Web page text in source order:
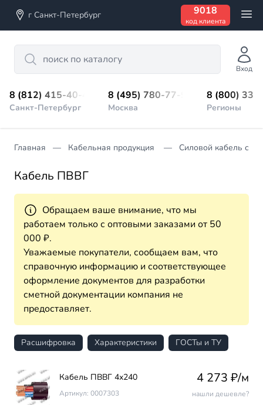
г Санкт-Петербург 9018
код клиента
Search
Вход
8 (812) 415-40-45
Санкт-Петербург
8 (495) 780-77-98
Москва
8 (800)
Регионы
Главная Кабельная продукция Силовой кабель с
Кабель ПВВГ
Обращаем ваше внимание, что мы
работаем только с оптовыми заказами от 50
000 ₽.
Уважаемые покупатели, сообщаем вам, что
справочную информацию и соответствующее
оформление документов для разработки
сметной документации компания не
предоставляет.
Расшифровка Характеристики ГОСТы и ТУ
Кабель ПВВГ 4х240
Артикул: 0007303
4 273 ₽/м
нашли дешевле?